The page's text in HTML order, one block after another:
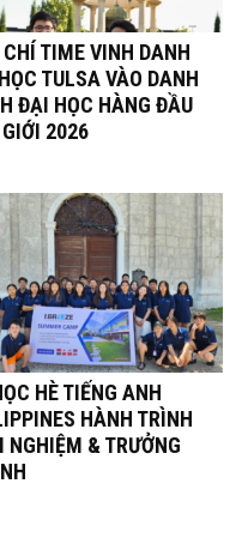
TIME VINH DANH
TULSA VÀO DANH
ĐẠI HỌC HÀNG ĐẦU
2026
HÈ TIẾNG ANH
HÀNH TRÌNH
NGHIỆM & TRƯỞNG